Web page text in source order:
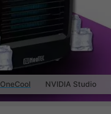
OneCool NVIDIA Studio